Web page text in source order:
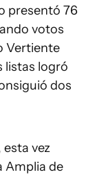
presentó 76
votos
Vertiente
listas logró
dos
vez
Amplia de